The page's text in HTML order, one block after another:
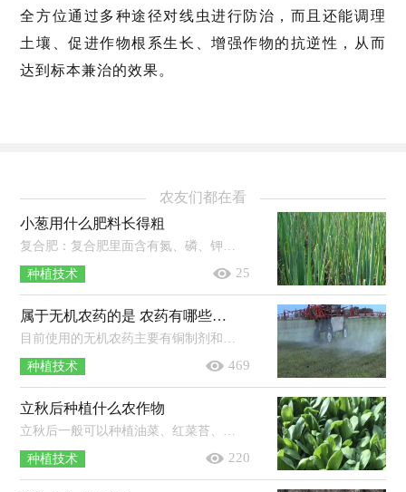
全方位通过多种途径对线虫进行防治，而且还能调理
土壤、促进作物根系生长、增强作物的抗逆性，从而
达到标本兼治的效果。
农友们都在看
小葱用什么肥料长得粗
复合肥：复合肥里面含有氮、磷、钾元素，使用时可以直接添加在土壤里，等到土壤吸收之后小葱就可以吸收。豆饼肥：豆饼肥使用时先将其捣碎...
种植技术 25
属于无机农药的是 农药有哪些种类
目前使用的无机农药主要有铜制剂和硫制剂，铜制剂有硫酸铜、波尔多液等，硫制剂有硫黄、石硫合剂等。使用农药时一定不能一药连用，常用...
种植技术 469
立秋后种植什么农作物
立秋后一般可以种植油菜、红菜苔、萝卜、香菜、菠菜、白菜等农作物。1、油菜：一般可在8月中下旬种植，到了9月底即可收获，从播种到收...
种植技术 220